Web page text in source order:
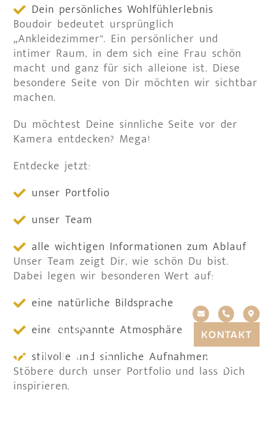
KONTAKT
Stöbere durch unser Portfolio und lass Dich
inspirieren.
eine natürliche Bildsprache
eine entspannte Atmosphäre
stilvolle und sinnliche Aufnahmen
Unser Team zeigt Dir, wie schön Du bist.
Dabei legen wir besonderen Wert auf:
unser Portfolio
unser Team
alle wichtigen Informationen zum Ablauf
Boudoir bedeutet ursprünglich
„Ankleidezimmer“. Ein persönlicher und
intimer Raum, in dem sich eine Frau schön
macht und ganz für sich alleione ist. Diese
besondere Seite von Dir möchten wir sichtbar
machen.
Du möchtest Deine sinnliche Seite vor der
Kamera entdecken? Mega!
Entdecke jetzt:
Dein persönliches Wohlfühlerlebnis